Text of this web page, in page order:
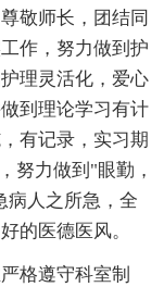
敬师长，团结同
作，努力做到护
理灵活化，爱心
到理论学习有计
有记录，实习期
努力做到"眼勤，
病人之所急，全
的医德医风。
格遵守科室制